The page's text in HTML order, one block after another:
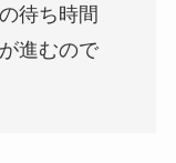
待ち時間
進むので